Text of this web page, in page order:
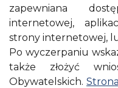
zapewniana
internetowej,
strony internetowej,
Po wyczerpaniu
także złożyć
Obywatelskich.